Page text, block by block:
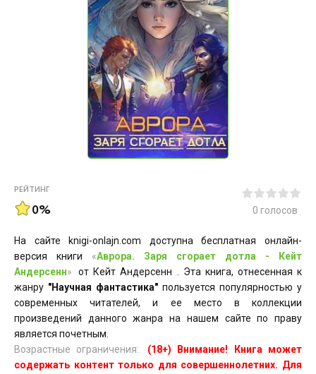
РЕЙТИНГ
0% 0 голосов
На сайте knigi-onlajn.com доступна бесплатная онлайн-
версия книги «Аврора. Заря сгорает дотла - Кейт
Андерсенн»
от Кейт Андерсенн . Эта книга, отнесенная к
жанру "Научная фантастика" пользуется популярностью у
современных читателей, и ее место в коллекции
произведений данного жанра на нашем сайте по праву
является почетным.
Возрастные ограничения:
(18+) Внимание! Книга может
содержать контент только для совершеннолетних. Для